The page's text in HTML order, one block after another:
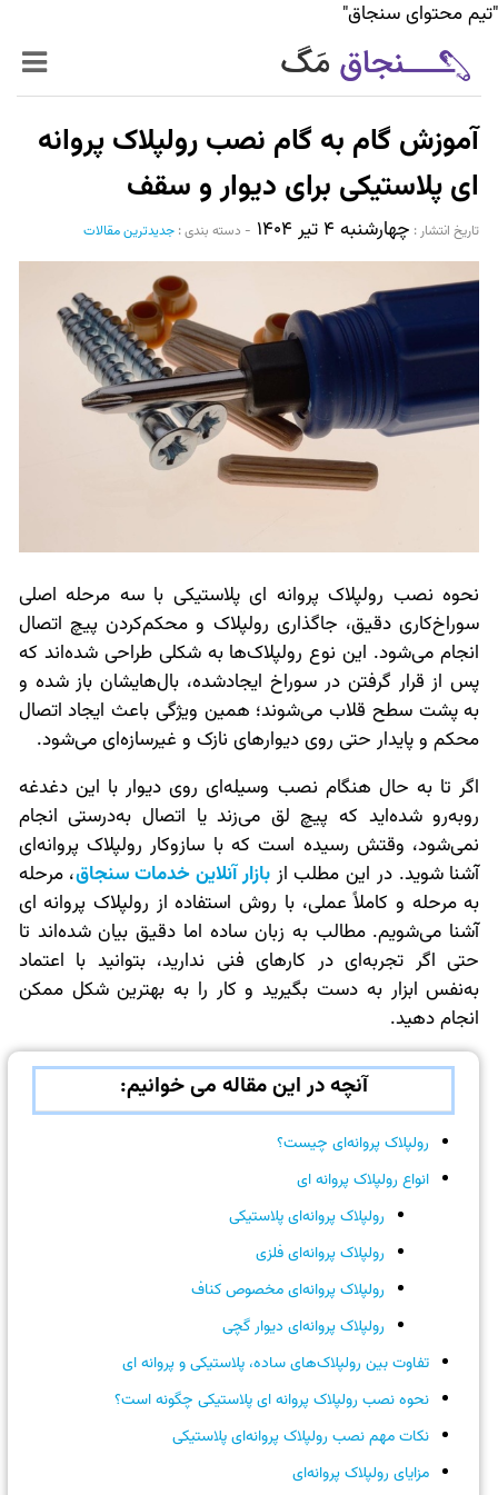
"تیم محتوای سنجاق"
حرفه‌ای‌تر
سیر تا پیاز خدمات
World Mag
بازار آنلاین سنجاق
آموزش گام به گام نصب رولپلاک پروانه
ای پلاستیکی برای دیوار و سقف
تاریخ انتشار :‌ چهارشنبه ۴ تیر ۱۴۰۴ - دسته بندی : جدیدترین مقالات
نحوه نصب رولپلاک پروانه ای پلاستیکی با سه مرحله‌ اصلی
سوراخ‌کاری دقیق، جاگذاری رولپلاک و محکم‌کردن پیچ اتصال
انجام می‌شود. این نوع رولپلاک‌ها به شکلی طراحی شده‌اند که
پس از قرار گرفتن در سوراخ ایجاد‌شده، بال‌هایشان باز شده و
به پشت سطح قلاب می‌شوند؛ همین ویژگی باعث ایجاد اتصال
محکم و پایدار حتی روی دیوارهای نازک و غیرسازه‌ای می‌شود.
اگر تا به حال هنگام نصب وسیله‌ای روی دیوار با این دغدغه
روبه‌رو شده‌اید که پیچ لق می‌زند یا اتصال به‌درستی انجام
نمی‌شود، وقتش رسیده‌ است که با سازوکار رولپلاک پروانه‌ای
آشنا شوید. در این مطلب ازبازار آنلاین خدمات سنجاق، مرحله
به مرحله و کاملاً عملی، با روش استفاده از رولپلاک پروانه ای
آشنا می‌شویم. مطالب به زبان ساده اما دقیق بیان شده‌اند تا
حتی اگر تجربه‌ای در کارهای فنی ندارید، بتوانید با اعتماد
به‌نفس ابزار به دست بگیرید و کار را به بهترین شکل ممکن
انجام دهید.
آنچه در این مقاله می خوانیم:
رولپلاک پروانه‌ای چیست؟
انواع رولپلاک پروانه ای
رولپلاک پروانه‌ای پلاستیکی
رولپلاک پروانه‌ای فلزی
رولپلاک پروانه‌ای مخصوص کناف
رولپلاک پروانه‌ای دیوار گچی
تفاوت بین رولپلاک‌های ساده، پلاستیکی و پروانه ‌ای
نحوه نصب رولپلاک پروانه ای پلاستیکی چگونه است؟
نکات مهم نصب رولپلاک پروانه‌ای پلاستیکی
مزایای رولپلاک پروانه‌ای